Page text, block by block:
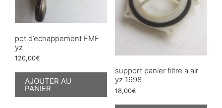
pot d’echappement FMF
yz
120,00€
AJOUTER AU
PANIER
support panier filtre a air
yz 1998
18,00€